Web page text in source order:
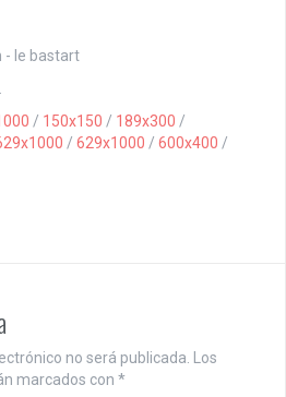
/ 150x150 / 189x300 /
/ 629x1000 / 600x400 /
no será publicada. Los
marcados con *